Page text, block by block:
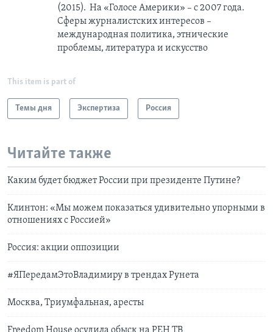
(2015). На «Голосе Америки» – с 2007 года.
Сферы журналистских интересов –
международная политика, этнические
проблемы, литература и искусство
This item is part of
Темы дня Экспертиза Россия
Читайте также
Каким будет бюджет России при президенте Путине?
Клинтон: «Мы можем показаться удивительно упорными в
отношениях с Россией»
Россия: акции оппозиции
#ЯПередамЭтоВладимиру в трендах Рунета
Москва, Триумфальная, аресты